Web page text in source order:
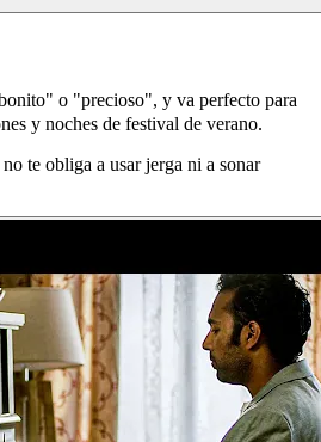
o "precioso", y va perfecto para
y noches de festival de verano.
te obliga a usar jerga ni a sonar